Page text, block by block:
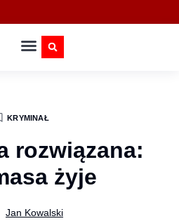
KRYMINAŁ
rozwiązana:
żyje
Jan Kowalski